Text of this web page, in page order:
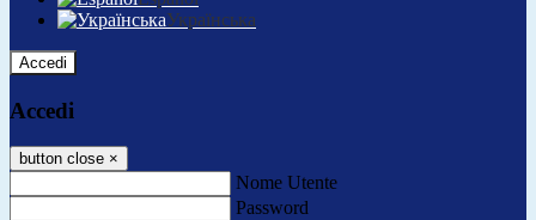
Українська
Accedi
Accedi
button close ×
Nome Utente
Password